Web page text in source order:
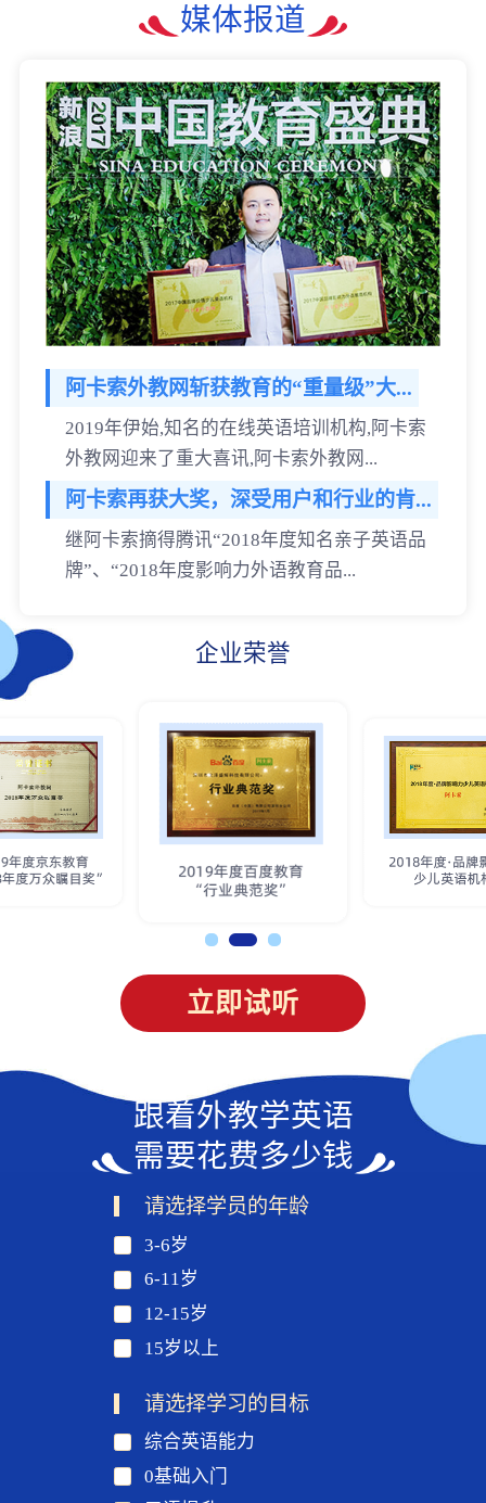
媒体报道
阿卡索外教网斩获教育的“重量级”大...
2019年伊始,知名的在线英语培训机构,阿卡索
外教网迎来了重大喜讯,阿卡索外教网...
阿卡索再获大奖，深受用户和行业的肯...
继阿卡索摘得腾讯“2018年度知名亲子英语品
牌”、“2018年度影响力外语教育品...
企业荣誉
立即试听
跟着外教学英语
需要花费多少钱
请选择学员的年龄
3-6岁
6-11岁
12-15岁
15岁以上
请选择学习的目标
综合英语能力
0基础入门